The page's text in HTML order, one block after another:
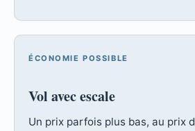
ÉCONOMIE POSSIBLE
Vol avec escale
Un prix parfois plus bas, au prix